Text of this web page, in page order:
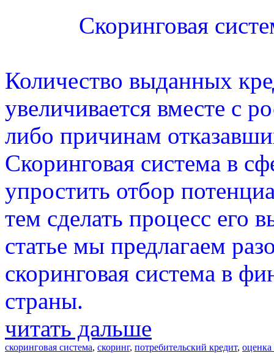
Скоринговая
Количество выданных
увеличивается вместе с
либо причинам
Скоринговая система в
упростить отбор
тем сделать процесс его
статье мы предлагаем
скоринговая система в
страны.
читать дальше
скоринговая система, скоринг, потребительский кредит, оценка